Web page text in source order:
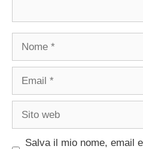
Salva il mio nome, email